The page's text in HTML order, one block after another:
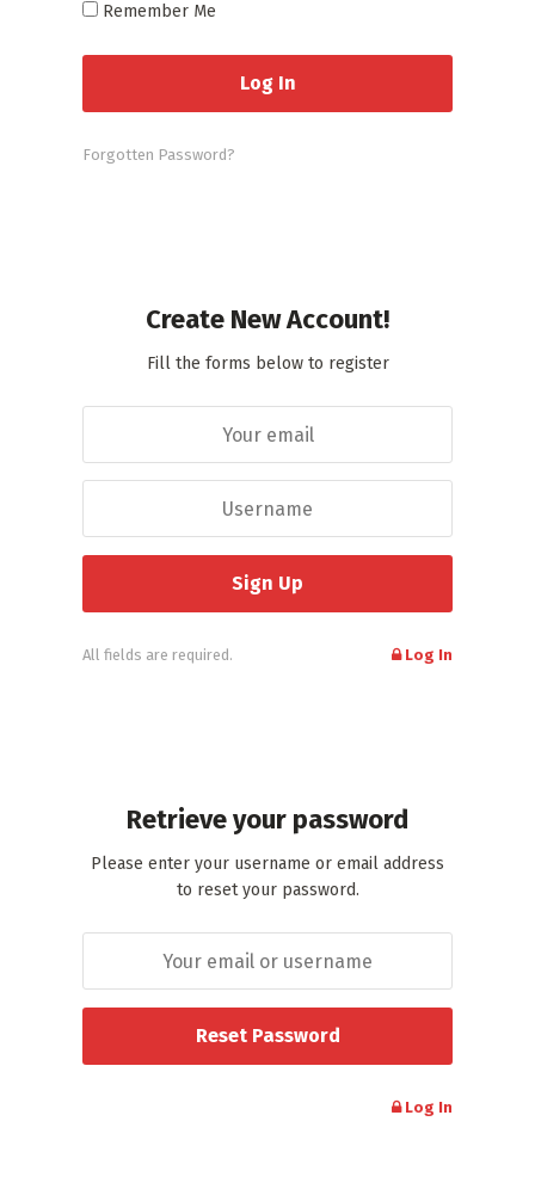
Remember Me
Forgotten Password?
Create New Account!
Fill the forms below to register
All fields are required. Log In
Retrieve your password
Please enter your username or email address
to reset your password.
Log In